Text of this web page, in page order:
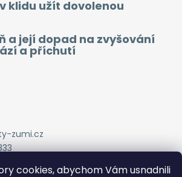
cookies, abychom Vám usnadnili
v klidu užít dovolenou
a její dopad na zvyšování
a příchutí
zumi.cz